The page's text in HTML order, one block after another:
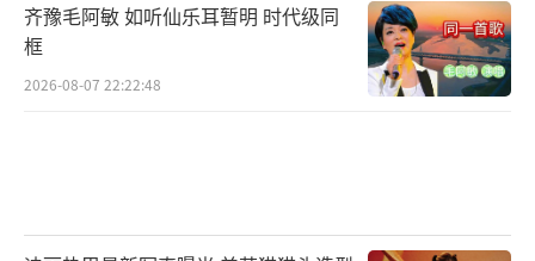
齐豫毛阿敏 如听仙乐耳暂明 时代级同
框
2026-08-07 22:22:48